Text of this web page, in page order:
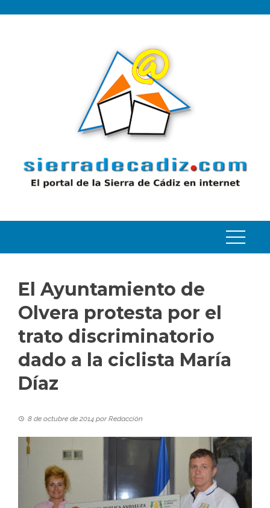
El Ayuntamiento de
Olvera protesta por el
trato discriminatorio
dado a la ciclista María
Díaz
8 de octubre de 2014 porRedacción